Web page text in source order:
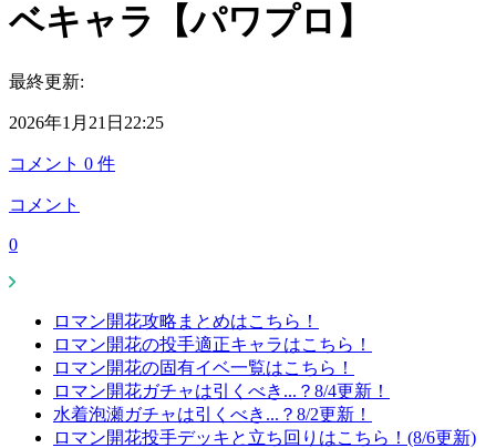
ベキャラ【パワプロ】
最終更新:
2026年1月21日22:25
コメント 0 件
コメント
0
ロマン開花攻略まとめはこちら！
ロマン開花の投手適正キャラはこちら！
ロマン開花の固有イベ一覧はこちら！
ロマン開花ガチャは引くべき...？8/4更新！
水着泡瀬ガチャは引くべき...？8/2更新！
ロマン開花投手デッキと立ち回りはこちら！(8/6更新)